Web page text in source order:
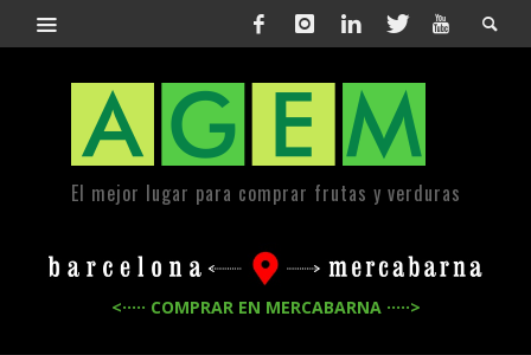
El mejor lugar para comprar frutas y verduras
<····· COMPRAR EN MERCABARNA ·····>